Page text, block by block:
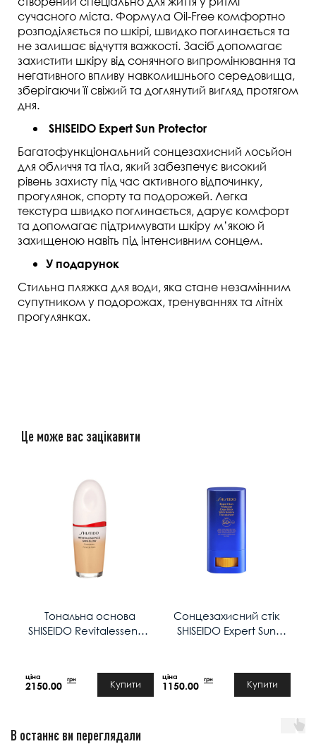
сучасного міста. Формула Oil-Free комфортно
розподіляється по шкірі, швидко поглинається та
не залишає відчуття важкості. Засіб допомагає
захистити шкіру від сонячного випромінювання та
негативного впливу навколишнього середовища,
зберігаючи її свіжий та доглянутий вигляд протягом
дня.
SHISEIDO Expert Sun Protector
Багатофункціональний сонцезахисний лосьйон
для обличчя та тіла, який забезпечує високий
рівень захисту під час активного відпочинку,
прогулянок, спорту та подорожей. Легка
текстура швидко поглинається, дарує комфорт
та допомагає підтримувати шкіру м’якою й
захищеною навіть під інтенсивним сонцем.
У подарунок
Стильна пляжка для води, яка стане незамінним
супутником у подорожах, тренуваннях та літніх
прогулянках.
Це може вас зацікавити
Тональна основа
SHISEIDO Revitalessence
Shell
2150.00
грн Купити
Сонцезахисний стік
SHISEIDO Expert Sun
1150.00
грн Купити
В останнє ви переглядали